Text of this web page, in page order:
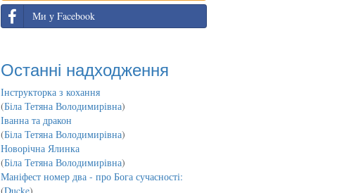
Ми у Facebook
Останні надходження
Інструкторка з кохання
(Біла Тетяна Володимирівна)
Іванна та дракон
(Біла Тетяна Володимирівна)
Новорічна Ялинка
(Біла Тетяна Володимирівна)
Маніфест номер два - про Бога сучасності:
(Ducke)